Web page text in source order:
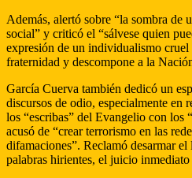
Además, alertó sobre “la sombra de
social” y criticó el “sálvese quien
expresión de un individualismo
fraternidad y descompone a la
García Cuerva también dedicó un
discursos de odio, especialmente en
los “escribas” del Evangelio con los
acusó de “crear terrorismo en las
difamaciones”. Reclamó desarmar
palabras hirientes, el juicio